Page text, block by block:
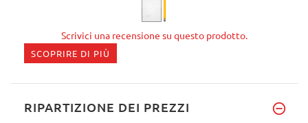
Scrivici una recensione su questo prodotto.
SCOPRIRE DI PIÙ
RIPARTIZIONE DEI PREZZI